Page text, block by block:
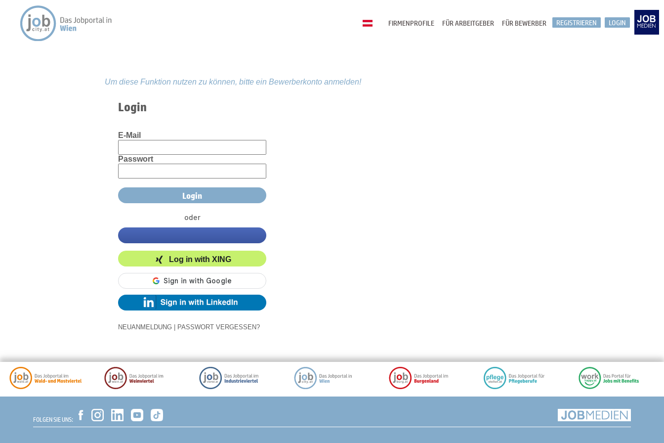
LOGIN
REGISTRIEREN
FÜR BEWERBER
FÜR ARBEITGEBER
FIRMENPROFILE
Um diese Funktion nutzen zu können, bitte ein Bewerberkonto anmelden!
Login
E-Mail
Passwort
oder
Log in with XING
NEUANMELDUNG PASSWORT VERGESSEN?
FOLGEN SIE UNS: